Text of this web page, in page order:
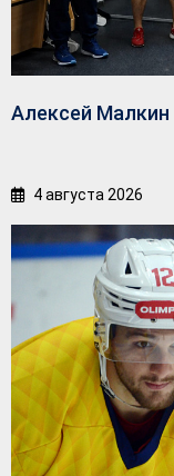
Алексей Малкин
4 августа 2026